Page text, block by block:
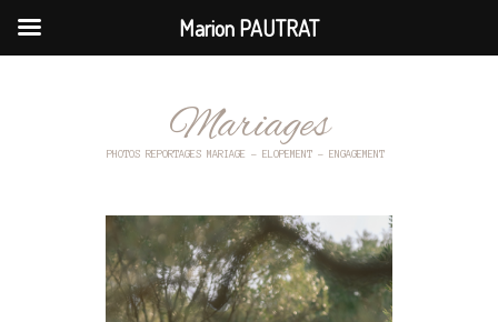
Mariages
PHOTOS REPORTAGES MARIAGE – ELOPEMENT – ENGAGEMENT
Marion PAUTRAT